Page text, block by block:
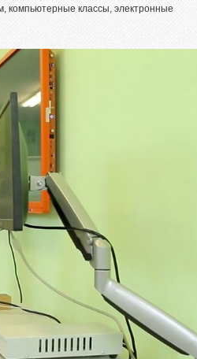
компьютерные классы, электронные